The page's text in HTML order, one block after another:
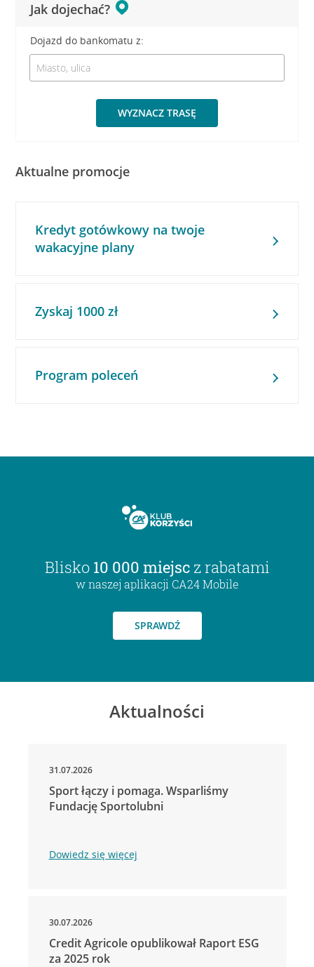
Jak dojechać?
Dojazd do bankomatu z:
WYZNACZ TRASĘ
Aktualne promocje
Kredyt gotówkowy na twoje
wakacyjne plany
Zyskaj 1000 zł
Program poleceń
Blisko 10 000 miejsc z rabatami
w naszej aplikacji CA24 Mobile
SPRAWDŹ
Aktualności
31.07.2026
Sport łączy i pomaga. Wsparliśmy
Fundację Sportolubni
Dowiedz się więcej
30.07.2026
Credit Agricole opublikował Raport ESG
za 2025 rok